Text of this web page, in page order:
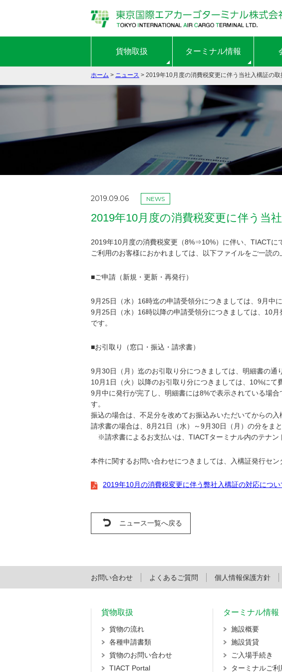
貨物取扱 ターミナル情報
ホーム > ニュース > 2019年10月度の消費税変更に伴う当社入構証の取
2019.09.06 NEWS
2019年10月度の消費税変更に伴う当
2019年10月度の消費税変更（8%⇒10%）に伴い、TIACTに
ご利用のお客様におかれましては、以下ファイルをご一読
■ご申請（新規・更新・再発行）
9月25日（水）16時迄の申請受領分につきましては、9月中
9月25日（水）16時以降の申請受領分につきましては、10
です。
■お引取り（窓口・振込・請求書）
9月30日（月）迄のお引取り分につきましては、明細書の通
10月1日（火）以降のお引取り分につきましては、10%にて
9月中に発行が完了し、明細書には8%で表示されている場
す。
振込の場合は、不足分を改めてお振込みいただいてからの入
請求書の場合は、8月21日（水）～9月30日（月）の分をま
※請求書によるお支払いは、TIACTターミナル内のテナン
本件に関するお問い合わせにつきましては、入構証発行セ
2019年10月の消費税変更に伴う弊社入構証の対応につい
ニュース一覧へ戻る
お問い合わせ よくあるご質問 個人情報保護方針
貨物取扱
貨物の流れ
各種申請書類
貨物のお問い合わせ
TIACT Portal
ターミナル情報
施設概要
施設賃貸
ご入場手続き
ターミナルご利